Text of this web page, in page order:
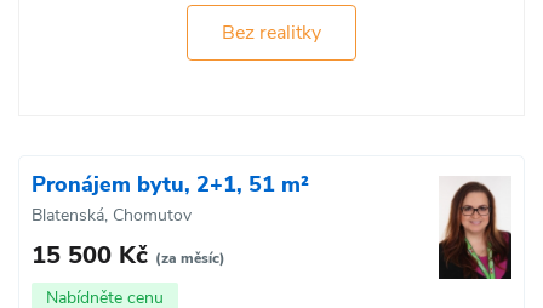
Bez realitky
Pronájem bytu, 2+1, 51 m²
Blatenská, Chomutov
15 500 Kč (za měsíc)
Nabídněte cenu